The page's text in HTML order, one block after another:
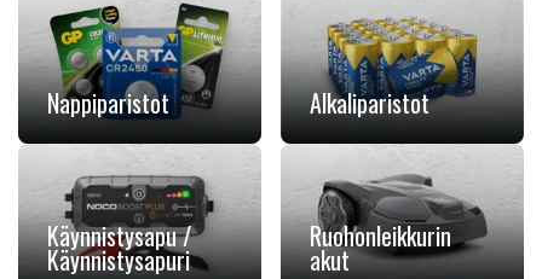
Nappiparistot Alkaliparistot
Käynnistysapu /
Käynnistysapuri
Ruohonleikkurin
akut